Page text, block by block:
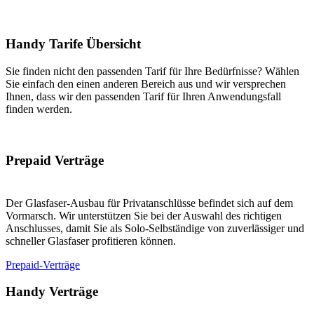
Handy Tarife Übersicht
Sie finden nicht den passenden Tarif für Ihre Bedürfnisse? Wählen
Sie einfach den einen anderen Bereich aus und wir versprechen
Ihnen, dass wir den passenden Tarif für Ihren Anwendungsfall
finden werden.
Prepaid Verträge
Der Glasfaser-Ausbau für Privatanschlüsse befindet sich auf dem
Vormarsch. Wir unterstützen Sie bei der Auswahl des richtigen
Anschlusses, damit Sie als Solo-Selbständige von zuverlässiger und
schneller Glasfaser profitieren können.
Prepaid-Verträge
Handy Verträge